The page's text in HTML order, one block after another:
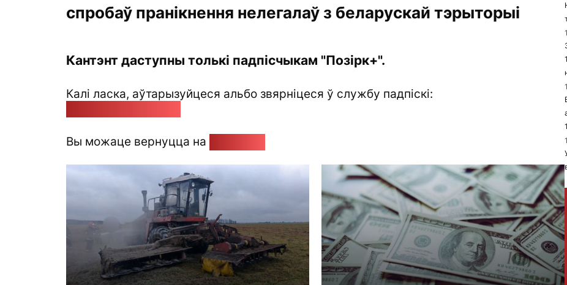
спробаў пранікнення нелегалаў з беларускай тэрыторыі
Кантэнт даступны толькі падпісчыкам "Позірк+".
Калі ласка, аўтарызуйцеся альбо звярніцеся ў службу падпіскі:
Вы можаце вернуцца на